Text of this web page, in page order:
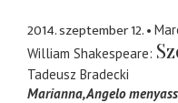
2014. szeptember 12.
William Shakespeare
Tadeusz Bradecki
Marianna Angelo